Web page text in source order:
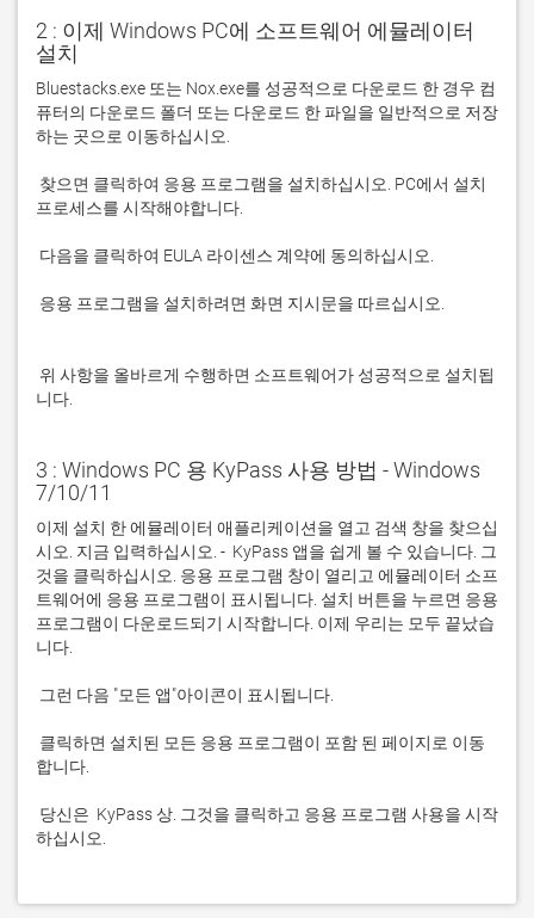
2 : 이제 Windows PC에 소프트웨어 에뮬레이터
설치
Bluestacks.exe 또는 Nox.exe를 성공적으로 다운로드 한 경우 컴
퓨터의 다운로드 폴더 또는 다운로드 한 파일을 일반적으로 저장
니다.
3 : Windows PC 용 KyPass 사용 방법 - Windows
7/10/11
이제 설치 한 에뮬레이터 애플리케이션을 열고 검색 창을 찾으십
시오. 지금 입력하십시오. -  KyPass 앱을 쉽게 볼 수 있습니다. 그
것을 클릭하십시오. 응용 프로그램 창이 열리고 에뮬레이터 소프
트웨어에 응용 프로그램이 표시됩니다. 설치 버튼을 누르면 응용
프로그램이 다운로드되기 시작합니다. 이제 우리는 모두 끝났습
하십시오.